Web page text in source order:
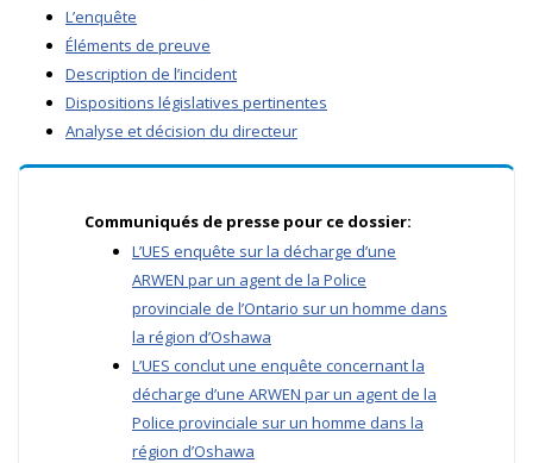
L’enquête
Éléments de preuve
Description de l’incident
Dispositions législatives pertinentes
Analyse et décision du directeur
Communiqués de presse pour ce dossier:
L’UES enquête sur la décharge d’une
ARWEN par un agent de la Police
provinciale de l’Ontario sur un homme dans
la région d’Oshawa
L’UES conclut une enquête concernant la
décharge d’une ARWEN par un agent de la
Police provinciale sur un homme dans la
région d’Oshawa